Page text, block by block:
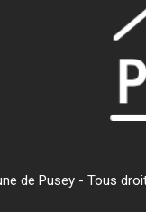
de Pusey - Tous